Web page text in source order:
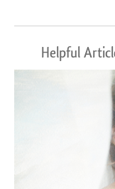
Helpful